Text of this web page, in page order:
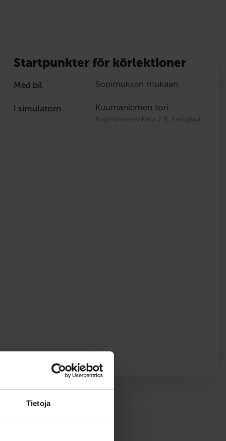
Tietoja
Startpunkter för körlektioner
Med bil Sopimuksen mukaan
I simulatorn Kuumaniemen tori
Kuumaniemenkatu 2 B, Kemijärvi